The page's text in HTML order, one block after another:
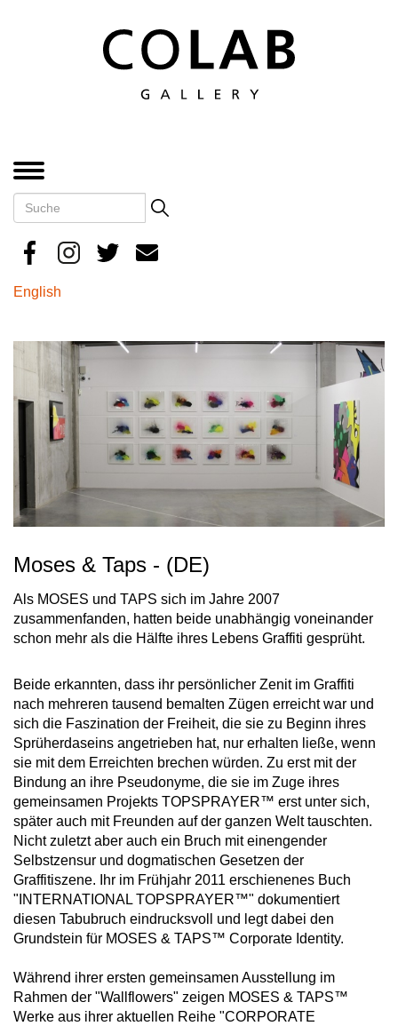
Search
Suche
English
Moses & Taps - (DE)
Als MOSES und TAPS sich im Jahre 2007
zusammenfanden, hatten beide unabhängig voneinander
schon mehr als die Hälfte ihres Lebens Graffiti gesprüht.
Beide erkannten, dass ihr persönlicher Zenit im Graffiti
nach mehreren tausend bemalten Zügen erreicht war und
sich die Faszination der Freiheit, die sie zu Beginn ihres
Sprüherdaseins angetrieben hat, nur erhalten ließe, wenn
sie mit dem Erreichten brechen würden. Zu erst mit der
Bindung an ihre Pseudonyme, die sie im Zuge ihres
gemeinsamen Projekts TOPSPRAYER™ erst unter sich,
später auch mit Freunden auf der ganzen Welt tauschten.
Nicht zuletzt aber auch ein Bruch mit einengender
Selbstzensur und dogmatischen Gesetzen der
Graffitiszene. Ihr im Frühjahr 2011 erschienenes Buch
"INTERNATIONAL TOPSPRAYER™" dokumentiert
diesen Tabubruch eindrucksvoll und legt dabei den
Grundstein für MOSES & TAPS™ Corporate Identity.
Während ihrer ersten gemeinsamen Ausstellung im
Rahmen der "Wallflowers" zeigen MOSES & TAPS™
Werke aus ihrer aktuellen Reihe "CORPORATE